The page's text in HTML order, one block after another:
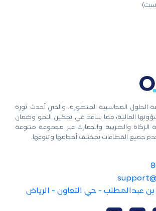
الحلول المحاسبية المتطورة، والذي أحدث ثورة
المالية، مما ساعد في تمكين النمو وضمان
الزكاة والضريبة والجمارك عبر مجموعة متنوعة
جميع القطاعات بمختلف أحجامها وتنوعها.
بن عبدالمطلب - حي التعاون - الرياض